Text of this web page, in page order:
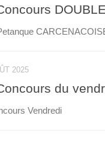
2025
du
Vendredi